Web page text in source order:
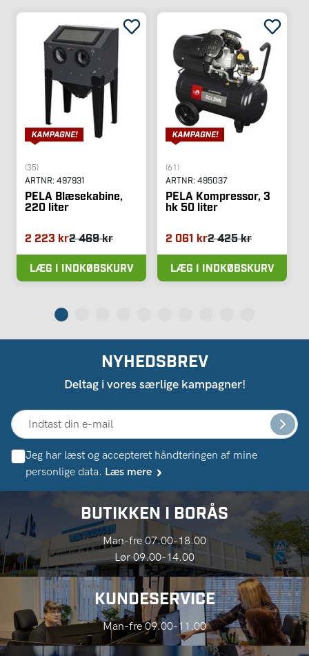
(35)
ARTNR: 497931
PELA Blæsekabine,
220 liter
2 223 kr2 469 kr
LÆG I INDKØBSKURV
(61)
ARTNR: 495037
PELA Kompressor, 3
hk 50 liter
2 061 kr2 425 kr
LÆG I INDKØBSKURV
NYHEDSBREV
Deltag i vores særlige kampagner!
Jeg har læst og accepteret håndteringen af ​​mine
personlige data. Læs mere
BUTIKKEN I BORÅS
Man-fre 07.00-18.00
Lør 09.00-14.00
KUNDESERVICE
Man-fre 09.00-11.00